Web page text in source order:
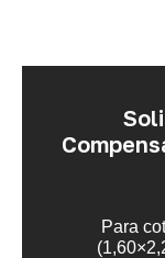
Para